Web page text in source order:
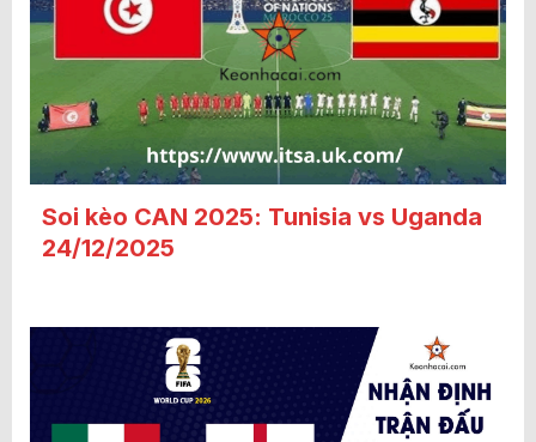
Soi kèo CAN 2025: Tunisia vs Uganda
24/12/2025